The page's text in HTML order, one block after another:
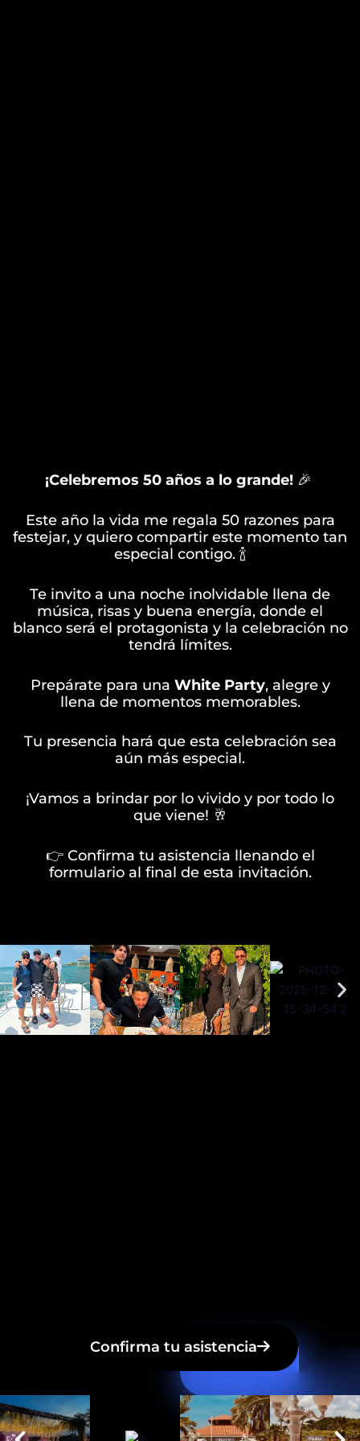
¡Celebremos 50 años a lo grande!🎉
Este año la vida me regala 50 razones para
festejar, y quiero compartir este momento tan
especial contigo. 🍾
Te invito a una noche inolvidable llena de
música, risas y buena energía, donde el
blanco será el protagonista y la celebración no
tendrá límites.
Prepárate para una White Party, alegre y
llena de momentos memorables.
Tu presencia hará que esta celebración sea
aún más especial.
¡Vamos a brindar por lo vivido y por todo lo
que viene! 🥂
👉 Confirma tu asistencia llenando el
formulario al final de esta invitación.
Confirma tu asistencia